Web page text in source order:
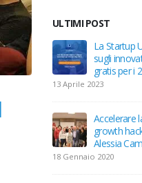
ULTIMI POST
in
La Startup
sugli
gratis per i
13 Aprile 2023
Accelerare
growth
Alessia
18 Gennaio 2020